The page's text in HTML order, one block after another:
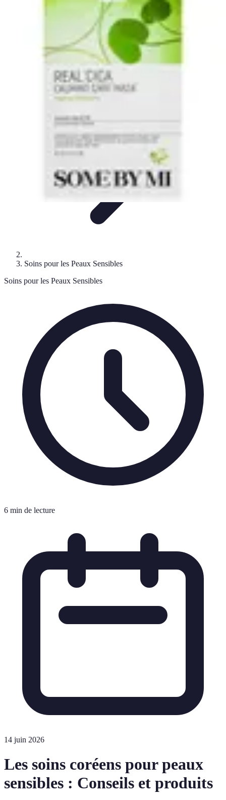
Soins Coréens
Conseils et Astuces
Ingrédients Routine de soins Bienfaits des
Soins Coréens
Soins pour les Peaux Sensibles
Soins pour les Peaux Sensibles
6 min de lecture
14 juin 2026
Les soins coréens pour peaux
sensibles : Conseils et produits